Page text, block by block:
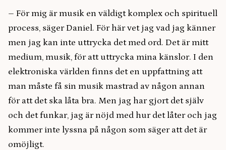
– För mig är musik en väldigt komplex och spirituell
process, säger Daniel. För här vet jag vad jag känner
men jag kan inte uttrycka det med ord. Det är mitt
medium, musik, för att uttrycka mina känslor. I den
elektroniska världen finns det en uppfattning att
man måste få sin musik mastrad av någon annan
för att det ska låta bra. Men jag har gjort det själv
och det funkar, jag är nöjd med hur det låter och jag
kommer inte lyssna på någon som säger att det är
omöjligt.